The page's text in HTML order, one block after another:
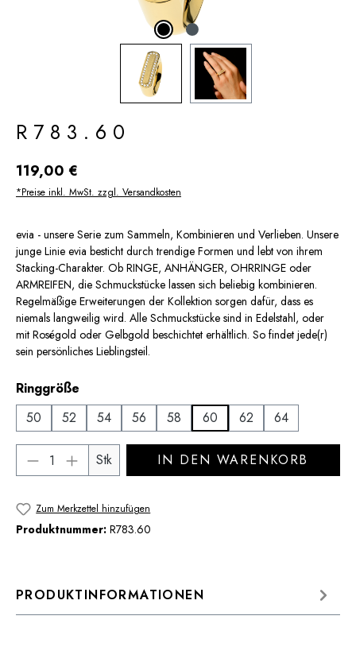
R783.60
Regulärer Preis:
119,00 €
*Preise inkl. MwSt. zzgl. Versandkosten
evia - unsere Serie zum Sammeln, Kombinieren und Verlieben. Unsere
junge Linie evia besticht durch trendige Formen und lebt von ihrem
Stacking-Charakter. Ob RINGE, ANHÄNGER, OHRRINGE oder
ARMREIFEN, die Schmuckstücke lassen sich beliebig kombinieren.
Regelmäßige Erweiterungen der Kollektion sorgen dafür, dass es
niemals langweilig wird. Alle Schmuckstücke sind in Edelstahl, oder
mit Roségold oder Gelbgold beschichtet erhältlich. So findet jede(r)
sein persönliches Lieblingsteil.
Ringgröße
50
52 54 56 58 60 62 64
Produkt Anzahl: Gib den gewünschten
Stk IN DEN WARENKORB
Zum Merkzettel hinzufügen
Produktnummer: R783.60
PRODUKTINFORMATIONEN